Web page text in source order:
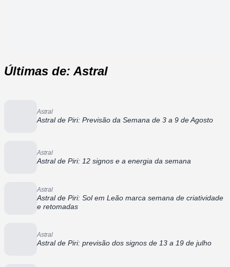
Últimas de: Astral
Astral
Astral de Piri: Previsão da Semana de 3 a 9 de Agosto
Astral
Astral de Piri: 12 signos e a energia da semana
Astral
Astral de Piri: Sol em Leão marca semana de criatividade
e retomadas
Astral
Astral de Piri: previsão dos signos de 13 a 19 de julho